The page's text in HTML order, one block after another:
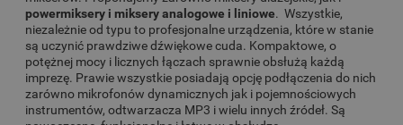
powermiksery i miksery analogowe i liniowe. Wszystkie,
niezależnie od typu to profesjonalne urządzenia, które w stanie
są uczynić prawdziwe dźwiękowe cuda. Kompaktowe, o
potężnej mocy i licznych łączach sprawnie obsłużą każdą
imprezę. Prawie wszystkie posiadają opcję podłączenia do nich
zarówno mikrofonów dynamicznych jak i pojemnościowych
instrumentów, odtwarzacza MP3 i wielu innych źródeł. Są